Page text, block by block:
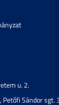
u. 2.
Petőfi Sándor sgt.